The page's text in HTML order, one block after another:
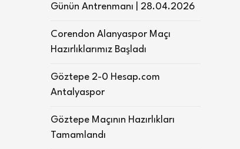
Günün Antrenmanı | 28.04.2026
Corendon Alanyaspor Maçı
Hazırlıklarımız Başladı
Göztepe 2-0 Hesap.com
Antalyaspor
Göztepe Maçının Hazırlıkları
Tamamlandı